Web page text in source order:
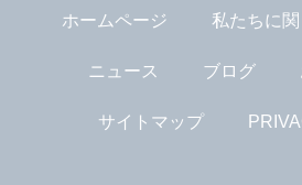
ホームページ 私たちに
ニュース ブログ
サイトマップ